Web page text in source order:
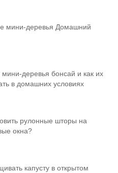
мини-деревья Домашний
мини-деревья бонсай и как их
в домашних условиях
рулонные шторы на
окна?
капусту в открытом